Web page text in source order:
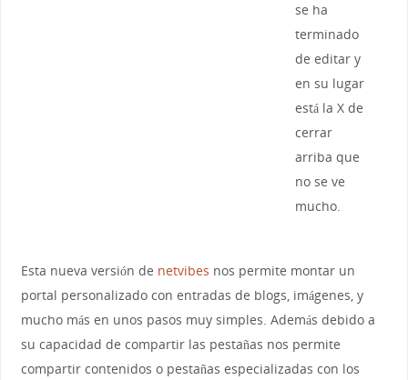
se ha
terminado
de editar y
en su lugar
está la X de
cerrar
arriba que
no se ve
mucho.
Esta nueva versión de netvibes nos permite montar un
portal personalizado con entradas de blogs, imágenes, y
mucho más en unos pasos muy simples. Además debido a
su capacidad de compartir las pestañas nos permite
compartir contenidos o pestañas especializadas con los